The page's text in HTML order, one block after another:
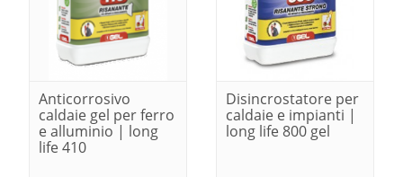
Anticorrosivo
caldaie gel per ferro
e alluminio | long
life 410
Disincrostatore per
caldaie e impianti |
long life 800 gel